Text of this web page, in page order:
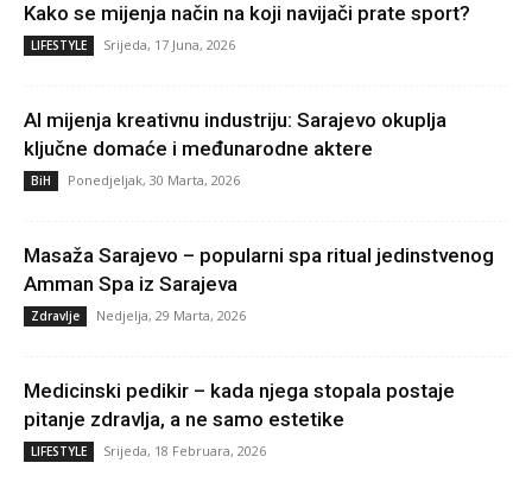
Kako se mijenja način na koji navijači prate sport?
LIFESTYLE Srijeda, 17 Juna, 2026
AI mijenja kreativnu industriju: Sarajevo okuplja
ključne domaće i međunarodne aktere
BiH Ponedjeljak, 30 Marta, 2026
Masaža Sarajevo – popularni spa ritual jedinstvenog
Amman Spa iz Sarajeva
Zdravlje Nedjelja, 29 Marta, 2026
Medicinski pedikir – kada njega stopala postaje
pitanje zdravlja, a ne samo estetike
LIFESTYLE Srijeda, 18 Februara, 2026